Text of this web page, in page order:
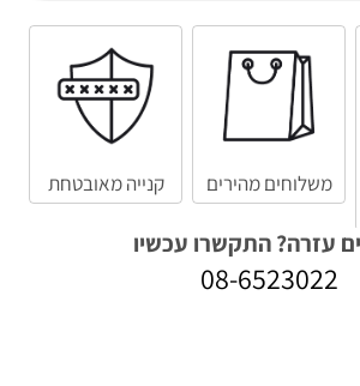
משלוחים מהירים קנייה מאובטחת
עזרה? התקשרו עכשיו
08-6523022